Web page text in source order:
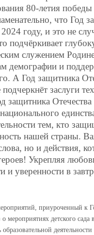
80-летия
что Год
году, и это не
подчёркивает
служением
демографии и
А Год защитника
подчеркнёт заслуги
защитника
тем, кто
нашей страны.
но и действия,
Укрепляя
и уверенности в
приуроченный к
мероприятиях детского сада